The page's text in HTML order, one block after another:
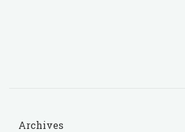
Archives